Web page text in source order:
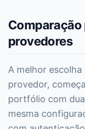
provedores
A melhor
provedor,
portfólio com
mesma